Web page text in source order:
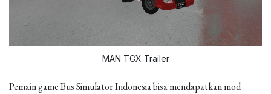
MAN TGX Trailer
Pemain game Bus Simulator Indonesia bisa mendapatkan mod